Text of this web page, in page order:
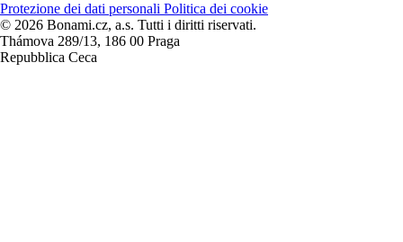
Protezione dei dati personali Politica dei cookie
© 2026 Bonami.cz, a.s. Tutti i diritti riservati.
Thámova 289/13, 186 00 Praga
Repubblica Ceca